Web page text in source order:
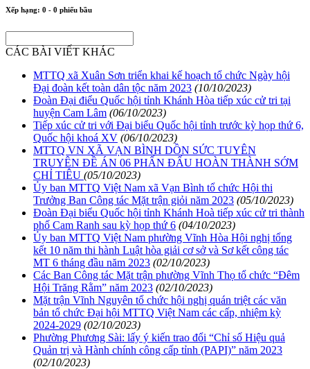
Xếp hạng: 0 - 0 phiếu bầu
CÁC BÀI VIẾT KHÁC
MTTQ xã Xuân Sơn triển khai kế hoạch tổ chức Ngày hội
Đại đoàn kết toàn dân tộc năm 2023 (10/10/2023)
Đoàn Đại điểu Quốc hội tỉnh Khánh Hòa tiếp xúc cử tri tại
huyện Cam Lâm (06/10/2023)
Tiếp xúc cử tri với Đại biểu Quốc hội tỉnh trước kỳ họp thứ 6,
Quốc hội khoá XV (06/10/2023)
MTTQ VN XÃ VẠN BÌNH DỒN SỨC TUYÊN
TRUYÊN ĐỀ ÁN 06 PHẤN ĐẤU HOÀN THÀNH SỚM
CHỈ TIÊU (05/10/2023)
Ủy ban MTTQ Việt Nam xã Vạn Bình tổ chức Hội thi
Trưởng Ban Công tác Mặt trận giỏi năm 2023 (05/10/2023)
Đoàn Đại biểu Quốc hội tỉnh Khánh Hoà tiếp xúc cử tri thành
phố Cam Ranh sau kỳ họp thứ 6 (04/10/2023)
Ủy ban MTTQ Việt Nam phường Vĩnh Hòa Hội nghị tổng
kết 10 năm thi hành Luật hòa giải cơ sở và Sơ kết công tác
MT 6 tháng đầu năm 2023 (02/10/2023)
Các Ban Công tác Mặt trận phường Vĩnh Thọ tổ chức “Đêm
Hội Trăng Rằm” năm 2023 (02/10/2023)
Mặt trận Vĩnh Nguyên tổ chức hội nghị quán triệt các văn
bản tổ chức Đại hội MTTQ Việt Nam các cấp, nhiệm kỳ
2024-2029 (02/10/2023)
Phường Phương Sài: lấy ý kiến trao đổi “Chỉ số Hiệu quả
Quản trị và Hành chính công cấp tỉnh (PAPI)” năm 2023
(02/10/2023)